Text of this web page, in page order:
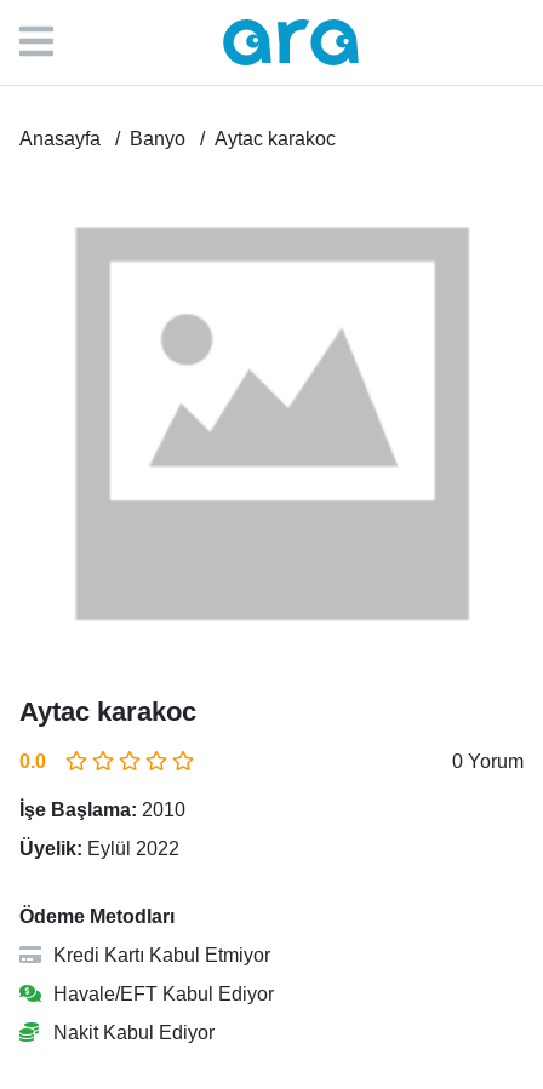
Anasayfa Banyo Aytac karakoc
Aytac karakoc
0.0 0 Yorum
İşe Başlama: 2010
Üyelik: Eylül 2022
Ödeme Metodları
Kredi Kartı Kabul Etmiyor
Havale/EFT Kabul Ediyor
Nakit Kabul Ediyor